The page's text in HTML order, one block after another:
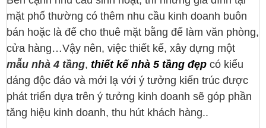
mặt phố thường có thêm nhu cầu kinh doanh buôn
bán hoặc là để cho thuê mặt bằng để làm văn phòng,
cửa hàng…Vậy nên, việc thiết kế, xây dựng một
mẫu nhà 4 tầng, thiết kế nhà 5 tầng đẹp có kiểu
dáng độc đáo và mới lạ với ý tưởng kiến trúc được
phát triển dựa trên ý tưởng kinh doanh sẽ góp phần
tăng hiệu kinh doanh, thu hút khách hàng..